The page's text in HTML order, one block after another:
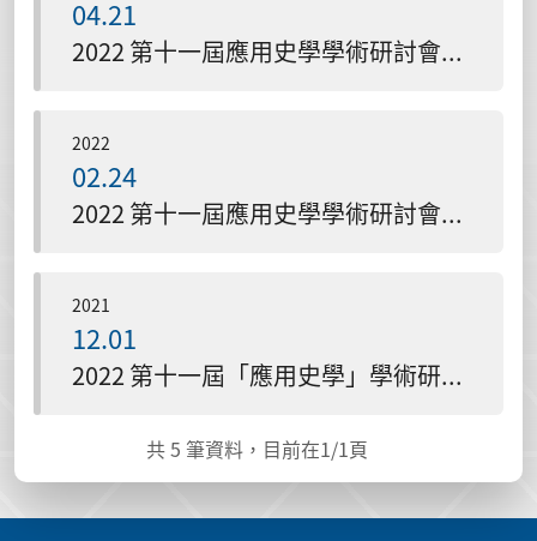
04.21
2022 第十一屆應用史學學術研討會 議程
2022
02.24
2022 第十一屆應用史學學術研討會 交通資訊
2021
12.01
2022 第十一屆「應用史學」學術研討會徵稿函
共5 筆資料，目前在1/1頁